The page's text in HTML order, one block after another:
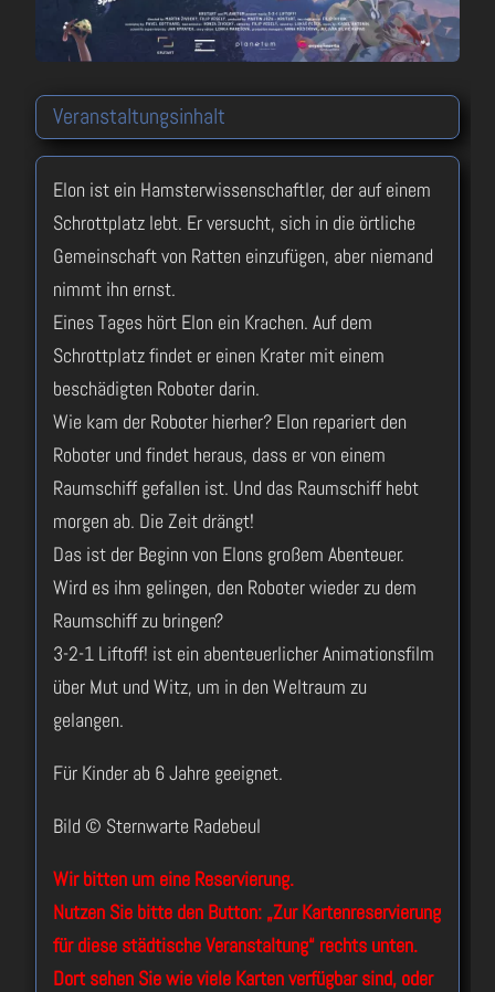
Veranstaltungsinhalt
Elon ist ein Hamsterwissenschaftler, der auf einem
Schrottplatz lebt. Er versucht, sich in die örtliche
Gemeinschaft von Ratten einzufügen, aber niemand
nimmt ihn ernst.
Eines Tages hört Elon ein Krachen. Auf dem
Schrottplatz findet er einen Krater mit einem
beschädigten Roboter darin.
Wie kam der Roboter hierher? Elon repariert den
Roboter und findet heraus, dass er von einem
Raumschiff gefallen ist. Und das Raumschiff hebt
morgen ab. Die Zeit drängt!
Das ist der Beginn von Elons großem Abenteuer.
Wird es ihm gelingen, den Roboter wieder zu dem
Raumschiff zu bringen?
3-2-1 Liftoff! ist ein abenteuerlicher Animationsfilm
über Mut und Witz, um in den Weltraum zu
gelangen.
Für Kinder ab 6 Jahre geeignet.
Bild © Sternwarte Radebeul
Wir bitten um eine Reservierung.
Nutzen Sie bitte den Button: „Zur Kartenreservierung
für diese städtische Veranstaltung“ rechts unten.
Dort sehen Sie wie viele Karten verfügbar sind, oder